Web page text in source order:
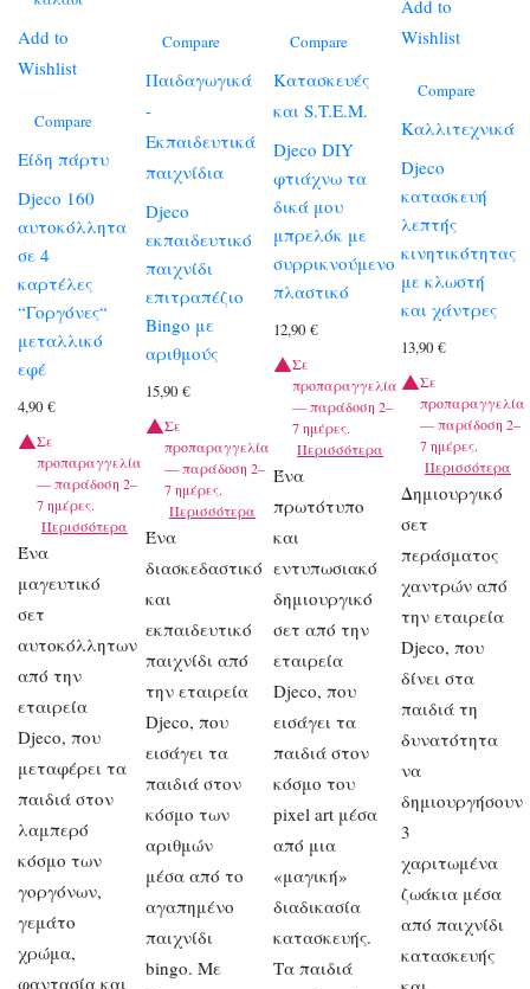
Add to
Wishlist
Compare
Είδη πάρτυ
Djeco 160
αυτοκόλλητα
σε 4
καρτέλες
“Γοργόνες“
μεταλλικό
εφέ
4,90 €
Σε
προπαραγγελία
— παράδοση 2–
7 ημέρες.
Περισσότερα
Ένα
μαγευτικό
σετ
αυτοκόλλητων
από την
εταιρεία
Djeco, που
μεταφέρει τα
παιδιά στον
λαμπερό
κόσμο των
γοργόνων,
γεμάτο
χρώμα,
φαντασία και
Compare
Παιδαγωγικά
-
Εκπαιδευτικά
παιχνίδια
Djeco
εκπαιδευτικό
παιχνίδι
επιτραπέζιο
Bingo με
αριθμούς
15,90€
Σε
προπαραγγελία
— παράδοση 2–
7 ημέρες.
Περισσότερα
Ένα
διασκεδαστικό
και
εκπαιδευτικό
παιχνίδι από
την εταιρεία
Djeco, που
εισάγει τα
παιδιά στον
κόσμο των
αριθμών
μέσα από το
αγαπημένο
παιχνίδι
bingo. Με
Compare
Κατασκευές
και S.T.E.M.
Djeco DIY
φτιάχνω τα
δικά μου
μπρελόκ με
συρρικνούμενο
πλαστικό
12,90€
Σε
προπαραγγελία
— παράδοση 2–
7 ημέρες.
Περισσότερα
Ένα
πρωτότυπο
και
εντυπωσιακό
δημιουργικό
σετ από την
εταιρεία
Djeco, που
εισάγει τα
παιδιά στον
κόσμο του
pixel art μέσα
από μια
«μαγική»
διαδικασία
κατασκευής.
Τα παιδιά
Add to
Wishlist
Compare
Καλλιτεχνικά
Djeco
κατασκευή
λεπτής
κινητικότητας
με κλωστή
και χάντρες
13,90€
Σε
προπαραγγελία
— παράδοση 2–
7 ημέρες.
Περισσότερα
Δημιουργικό
σετ
περάσματος
χαντρών από
την εταιρεία
Djeco, που
δίνει στα
παιδιά τη
δυνατότητα
να
δημιουργήσουν
3
χαριτωμένα
ζωάκια μέσα
από παιχνίδι
κατασκευής